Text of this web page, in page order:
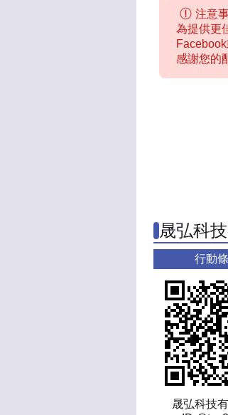
注意
為提供更
感謝您的
晟弘科
行動
晟弘科技